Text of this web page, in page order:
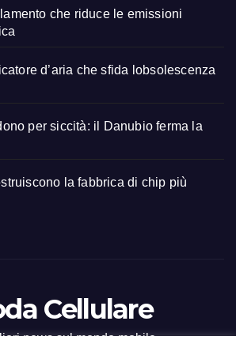
che riduce le emissioni
d’aria che sfida lobsolescenza
per siccità: il Danubio ferma la
la fabbrica di chip più
Cellulare